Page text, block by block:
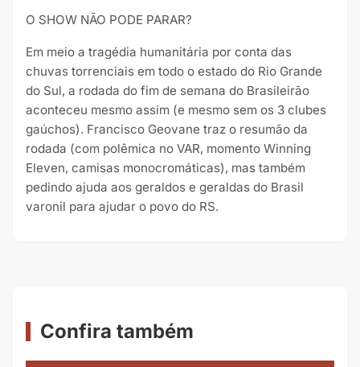
O SHOW NÃO PODE PARAR?
Em meio a tragédia humanitária por conta das
chuvas torrenciais em todo o estado do Rio Grande
do Sul, a rodada do fim de semana do Brasileirão
aconteceu mesmo assim (e mesmo sem os 3 clubes
gaúchos). Francisco Geovane traz o resumão da
rodada (com polêmica no VAR, momento Winning
Eleven, camisas monocromáticas), mas também
pedindo ajuda aos geraldos e geraldas do Brasil
varonil para ajudar o povo do RS.
Confira também